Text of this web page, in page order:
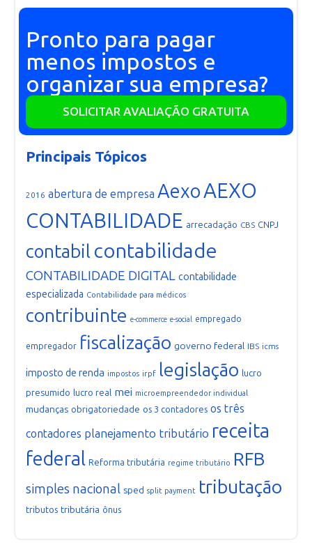
Pronto para pagar
menos impostos e
organizar sua empresa?
SOLICITAR AVALIAÇÃO GRATUITA
Principais Tópicos
2016 abertura de empresa AexoAEXO
CONTABILIDADE arrecadação CBS CNPJ
contabil contabilidade
CONTABILIDADE DIGITAL contabilidade
especializada Contabilidade para médicos
contribuinte e-commerce e-social empregado
empregador fiscalização governo federal IBS icms
imposto de renda impostos irpf legislação lucro
presumido lucro real mei microempreendedor individual
mudanças obrigatoriedade os 3 contadores os três
contadores planejamento tributário receita
federal Reforma tributária regime tributário RFB
simples nacional sped split payment tributação
tributos tributária ônus